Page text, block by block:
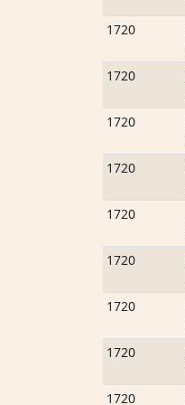
1720
1720
1720
1720
1720
1720
1720
1720
1720